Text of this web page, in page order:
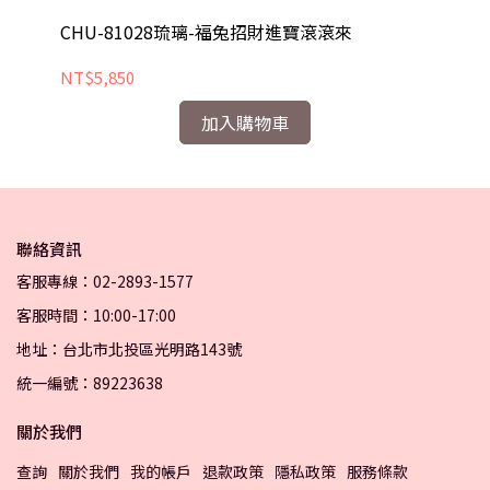
CHU-81028琉璃-福兔招財進寶滾滾來
NT$5,850
加入購物車
聯絡資訊
客服專線：02-2893-1577
客服時間：10:00-17:00
地址：台北市北投區光明路143號
統一編號：89223638
關於我們
查詢 關於我們 我的帳戶 退款政策 隱私政策 服務條款